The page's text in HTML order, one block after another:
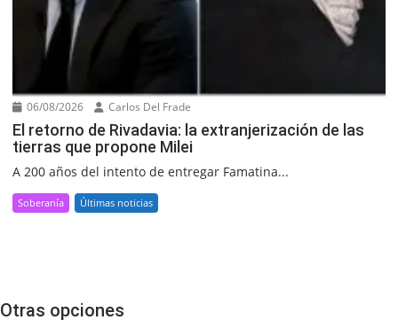
06/08/2026 Carlos Del Frade
El retorno de Rivadavia: la extranjerización de las
tierras que propone Milei
A 200 años del intento de entregar Famatina...
Soberanía Últimas noticias
Otras opciones